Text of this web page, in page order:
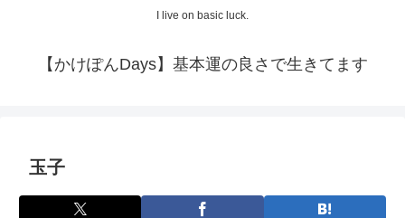
I live on basic luck.
【かけぽんDays】基本運の良さで生きてます
玉子